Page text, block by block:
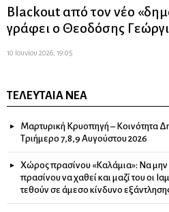
Blackout από τον νέο
γράφει ο Θεοδόσης
10 Ιουνίου 2026, 19:05
ΤΕΛΕΥΤΑΊΑ ΝΈΑ
Μαρτυρική Κρυοπηγή – Κοινότητα
Τριήμερο 7,8,9 Αυγούστου 2026
Χώρος πρασίνου «Καλάμια»: Να
πρασίνου να χαθεί και μαζί του οι
τεθούν σε άμεσο κίνδυνο